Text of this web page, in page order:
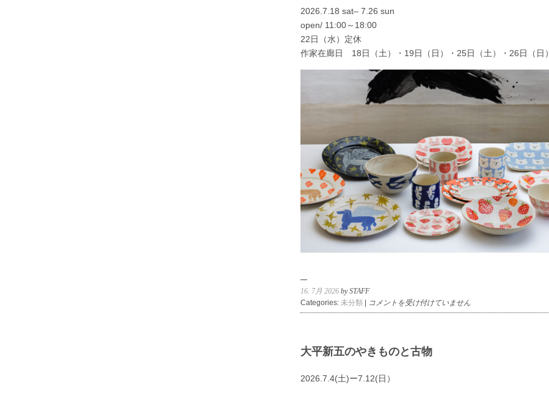
ー
ジ
の
事
は
2026.7.18 sat‒ 7.26 sun
open/ 11:00～18:00
22日（水）定休
作家在廊日 18日（土）・19日（日）・25日（土）・26日（日）
16. 7月 2026 by STAFF
Categories: 未分類
岡
村
郎
の
つ
コメントを受け付けていません
大平新五のやきものと古物
2026.7.4(土)ー7.12(日）